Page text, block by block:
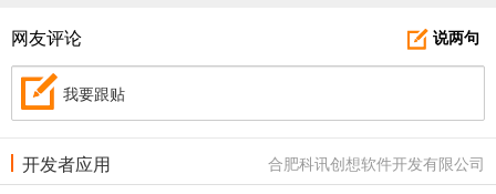
说两句
网友评论
我要跟贴
合肥科讯创想软件开发有限公司
开发者应用